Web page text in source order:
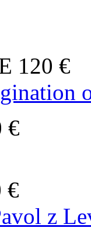
120 €
€
€
z